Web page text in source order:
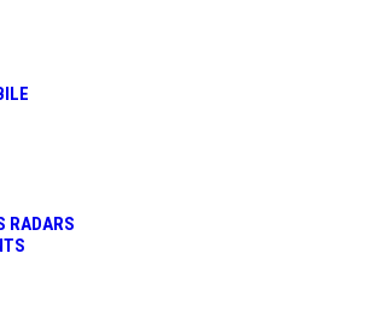
RADARS
"LE GRAND
Minutes